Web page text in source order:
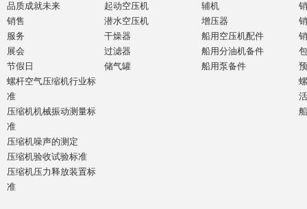
品质成就未来
销售
服务
展会
节假日
螺杆空气压缩机行业标
准
压缩机机械振动测量标
准
压缩机噪声的测定
压缩机验收试验标准
压缩机压力释放装置标
准
起动空压机
潜水空压机
干燥器
过滤器
储气罐
辅机
增压器
船用空压机配件
船用分油机备件
船用泵备件